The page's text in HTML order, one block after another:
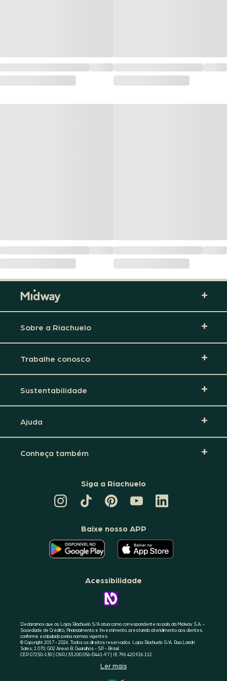
Sobre a Riachuelo
Trabalhe conosco
Sustentabilidade
Ajuda
Conheça também
Siga a Riachuelo
TIKTOK
DA
PINTEREST
DA
CANAL
DA
RIACHUELO
LINKEDIN
DA
Baixe nosso APP
O
APLICATIVO
DA
RIACHUELO
GOOGLE
O
APLICATIVO
DA
RIACHUELO
Acessibilidade
CONHEÇA
A
Declaramos que as Lojas Riachuelo S/A atua como correspondente no país da Midway S.A. -
Sociedade de Crédito, Financiamento e Investimento, prestando atendimento aos clientes,
conforme estipulado pelas normas vigentes.
© Copyright 2017 - 2026. Todos os direitos reservados. Lojas Riachuelo S/A. Rua Landri
Sales, 1.070, G02 Anexo B, Guarulhos - SP - Brasil.
CEP 07250-130 | CNPJ 33.200.056/0441-97 | IE 796.420.926.112.
Ler mais